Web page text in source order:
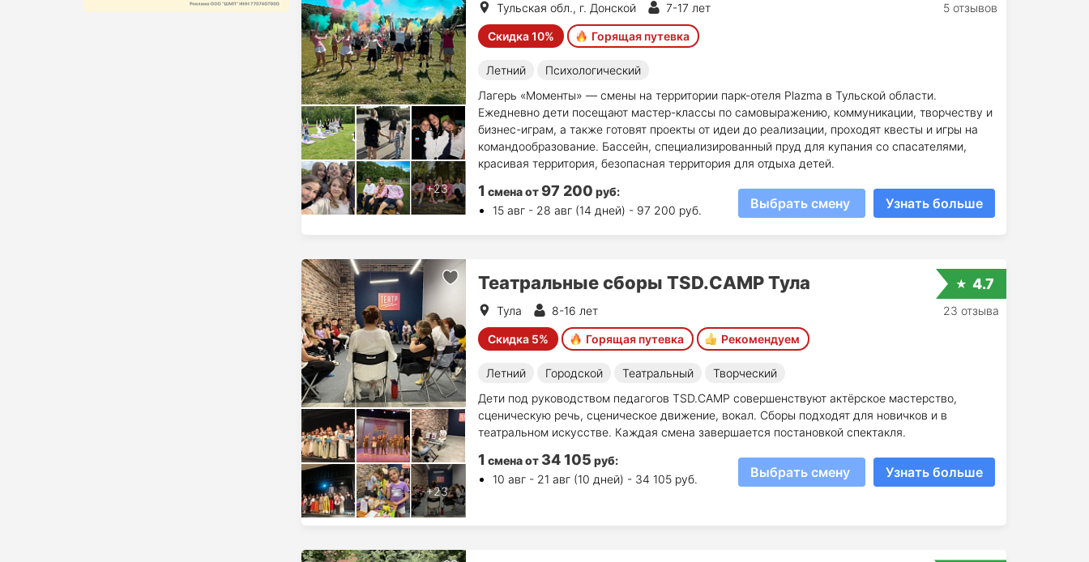
Тульская обл., г. Донской 7-17 лет
Скидка 10% Горящая путевка
Летний
Психологический
Лагерь «Моменты» — смены на территории парк-отеля Plazma в Тульской области.
Ежедневно дети посещают мастер-классы по самовыражению, коммуникации, творчеству и
бизнес-играм, а также готовят проекты от идеи до реализации, проходят квесты и игры на
командообразование. Бассейн, специализированный пруд для купания со спасателями,
красивая территория, безопасная территория для отдыха детей.
1 сменаот97 200 руб:
15 авг - 28 авг (14 дней) - 97 200 руб.
Выбрать смену Узнать больше
5 отзывов
Театральные сборы TSD.CAMP Тула
Тула 8-16 лет
Скидка 5% Горящая путевка Рекомендуем
Летний Городской Театральный
Творческий
Дети под руководством педагогов TSD.CAMP совершенствуют актёрское мастерство,
сценическую речь, сценическое движение, вокал. Сборы подходят для новичков и в
театральном искусстве. Каждая смена завершается постановкой спектакля.
1 сменаот 34 105 руб:
10 авг - 21 авг (10 дней) - 34 105 руб.
Выбрать смену Узнать больше
4.7
23 отзыва